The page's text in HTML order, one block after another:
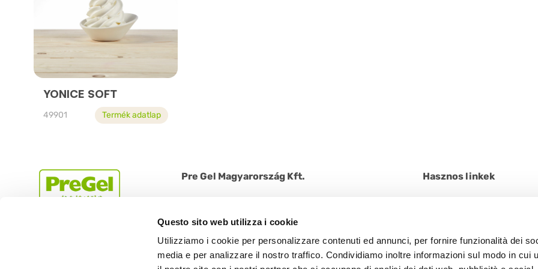
Questo sito web utilizza i cookie
Utilizziamo i cookie per personalizzare contenuti ed annunci, per fornire funzionalità dei
media e per analizzare il nostro traffico. Condividiamo inoltre informazioni sul modo in cui
YONICE SOFT
49901 Termék adatlap
Pre Gel Magyarország Kft.
Tel: +36 1 612 1384 | + 36 9105858
Hasznos linkek
Tanúsítványok
Ötletek és értékek